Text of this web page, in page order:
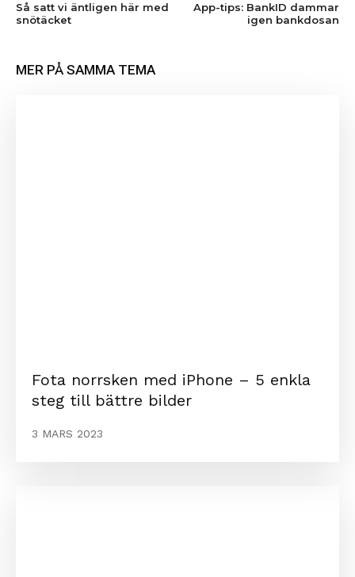
Så satt vi äntligen här med
snötäcket
App-tips: BankID dammar
igen bankdosan
MER PÅ SAMMA TEMA
Fota norrsken med iPhone – 5 enkla
steg till bättre bilder
3 MARS 2023